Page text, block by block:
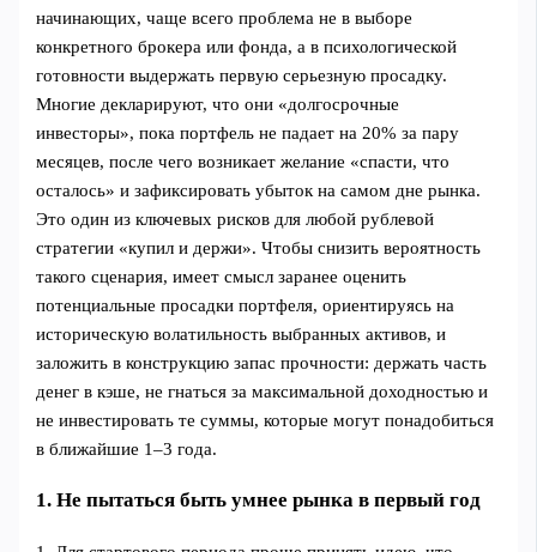
начинающих, чаще всего проблема не в выборе
конкретного брокера или фонда, а в психологической
готовности выдержать первую серьезную просадку.
Многие декларируют, что они «долгосрочные
инвесторы», пока портфель не падает на 20% за пару
месяцев, после чего возникает желание «спасти, что
осталось» и зафиксировать убыток на самом дне рынка.
Это один из ключевых рисков для любой рублевой
стратегии «купил и держи». Чтобы снизить вероятность
такого сценария, имеет смысл заранее оценить
потенциальные просадки портфеля, ориентируясь на
историческую волатильность выбранных активов, и
заложить в конструкцию запас прочности: держать часть
денег в кэше, не гнаться за максимальной доходностью и
не инвестировать те суммы, которые могут понадобиться
в ближайшие 1–3 года.
1. Не пытаться быть умнее рынка в первый год